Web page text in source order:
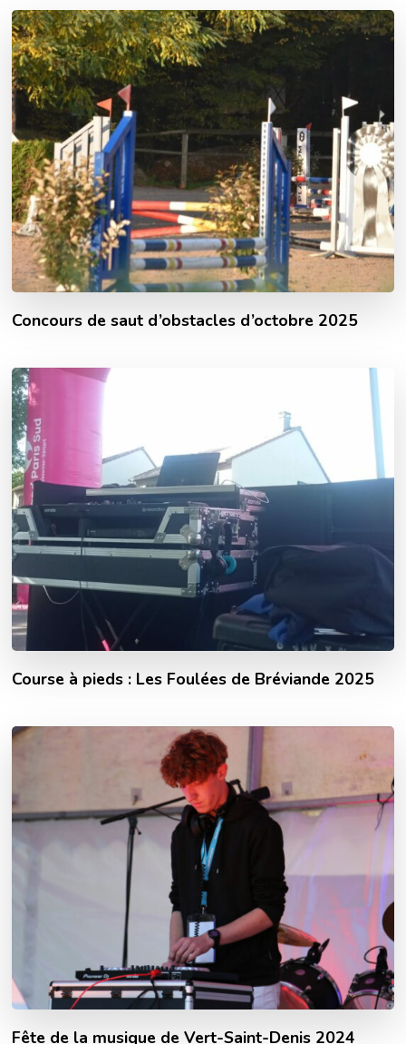
Concours de saut d’obstacles d’octobre 2025
Course à pieds : Les Foulées de Bréviande 2025
Fête de la musique de Vert-Saint-Denis 2024